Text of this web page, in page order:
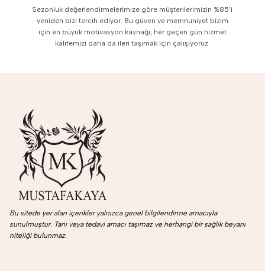
Sezonluk değerlendirmelerimize göre müşterilerimizin %85’i
yeniden bizi tercih ediyor. Bu güven ve memnuniyet bizim
için en büyük motivasyon kaynağı; her geçen gün hizmet
kalitemizi daha da ileri taşımak için çalışıyoruz.
Bu sitede yer alan içerikler yalnızca genel bilgilendirme amacıyla
sunulmuştur. Tanı veya tedavi amacı taşımaz ve herhangi bir sağlık beyanı
niteliği bulunmaz.